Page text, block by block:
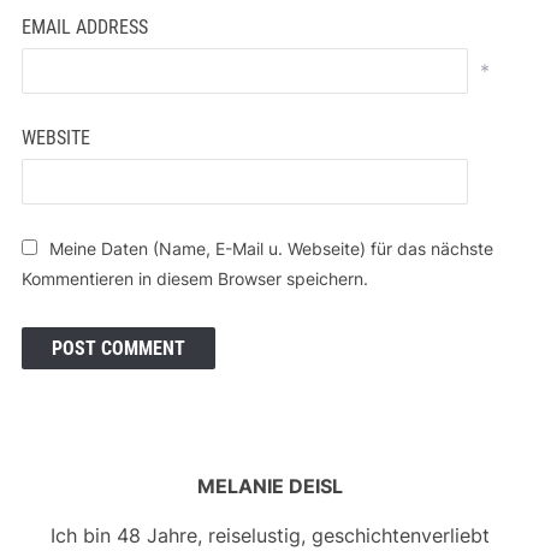
EMAIL ADDRESS
*
WEBSITE
Meine Daten (Name, E-Mail u. Webseite) für das nächste
Kommentieren in diesem Browser speichern.
MELANIE DEISL
Ich bin 48 Jahre, reiselustig, geschichtenverliebt